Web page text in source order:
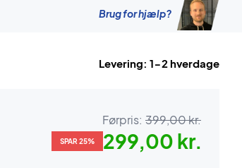
Brug for hjælp?
Levering: 1-2 hverdage
Førpris: 399,00 kr.
SPAR 25% 299,00 kr.